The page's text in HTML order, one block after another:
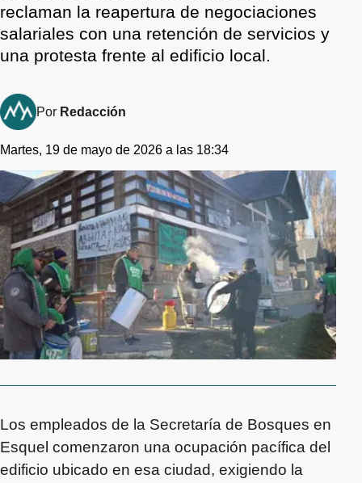
reclaman la reapertura de negociaciones
salariales con una retención de servicios y
una protesta frente al edificio local.
Por Redacción
Martes, 19 de mayo de 2026 a las 18:34
Los empleados de la Secretaría de Bosques en
Esquel comenzaron una ocupación pacífica del
edificio ubicado en esa ciudad, exigiendo la